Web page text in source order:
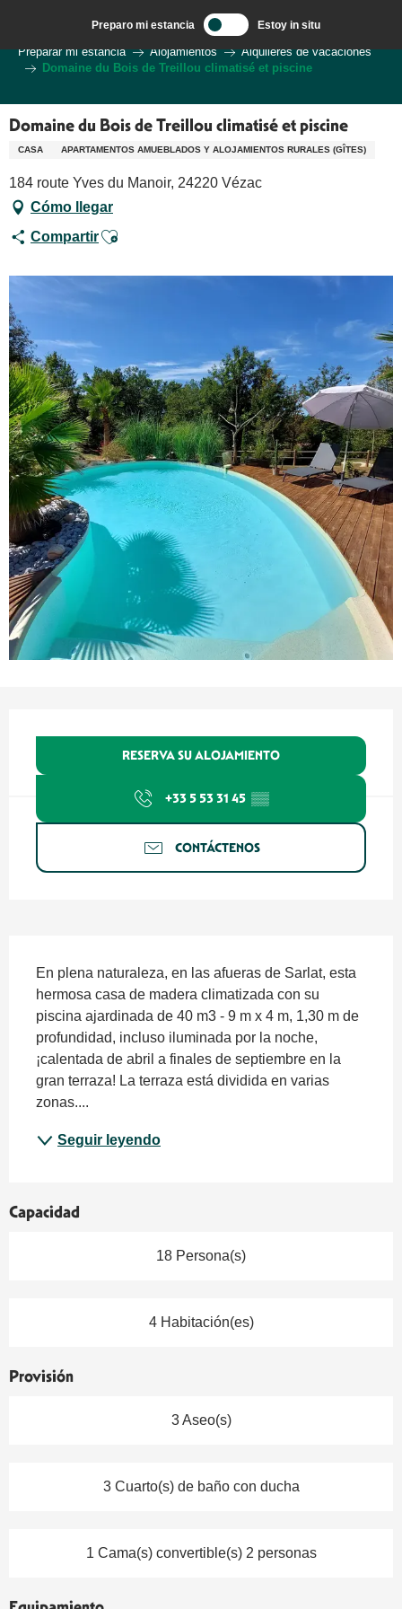
contenu
principal
Preparo mi estancia Estoy in situ
Bienvenido a Sarlat en el corazón de la región de Dordoña.
Preparar mi estancia
Alojamientos
Alquileres de vacaciones
Domaine du Bois de Treillou climatisé et piscine
Domaine du Bois de Treillou climatisé et piscine
CASA APARTAMENTOS AMUEBLADOS Y ALOJAMIENTOS RURALES (GÎTES)
184 route Yves du Manoir, 24220 Vézac
Cómo llegar
CompartirAjouter aux favoris
RESERVA SU ALOJAMIENTO
+33 5 53 31 45 ▒▒
CONTÁCTENOS
En plena naturaleza, en las afueras de Sarlat, esta
hermosa casa de madera climatizada con su
piscina ajardinada de 40 m3 - 9 m x 4 m, 1,30 m de
profundidad, incluso iluminada por la noche,
¡calentada de abril a finales de septiembre en la
gran terraza! La terraza está dividida en varias
zonas....
Seguir leyendo
Capacidad
18 Persona(s)
4 Habitación(es)
Provisión
3 Aseo(s)
3 Cuarto(s) de baño con ducha
1 Cama(s) convertible(s) 2 personas